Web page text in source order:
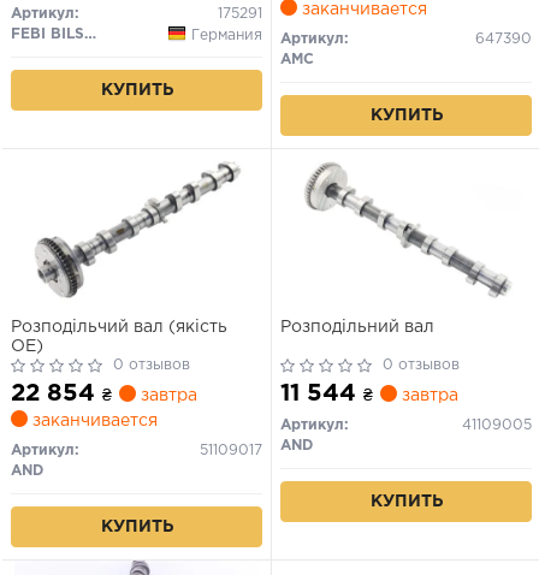
Артикул:
175291
FEBI BILSTEIN
Германия
КУПИТЬ
заканчивается
Артикул:
647390
AMC
КУПИТЬ
Розподільчий вал (якість
ОЕ)
0 отзывов
22 854 ₴
завтра
заканчивается
Артикул:
51109017
AND
КУПИТЬ
Розподільний вал
0 отзывов
11 544 ₴ завтра
Артикул:
41109005
AND
КУПИТЬ